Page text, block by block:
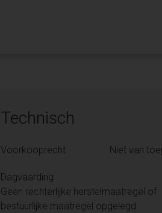
Technisch
Voorkooprecht Niet van
Dagvaarding
Geen rechterlijke herstelmaatregel of
bestuurlijke maatregel opgelegd